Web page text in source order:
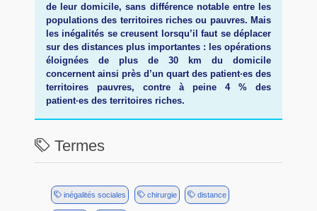
de leur domicile, sans différence notable entre les
populations des territoires riches ou pauvres. Mais
les inégalités se creusent lorsqu’il faut se déplacer
sur des distances plus importantes : les opérations
éloignées de plus de 30 km du domicile
concernent ainsi près d’un quart des patient·es des
territoires pauvres, contre à peine 4 % des
patient·es des territoires riches.
Termes
inégalités sociales chirurgie distance